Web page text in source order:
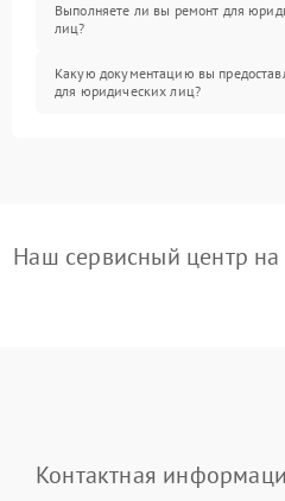
Выполняете ли вы ремонт для
лиц?
Какую документацию вы
для юридических лиц?
Наш сервисный центр
Контактная